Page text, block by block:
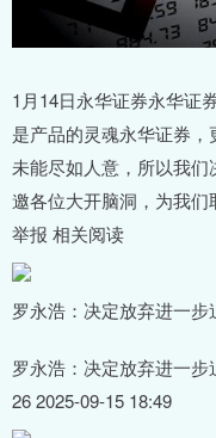
1月14日永华证券永华证
是产品的灵魂永华证券
未能尽如人意，所以我
邀各位大开脑洞，为我们
举报 相关阅读
罗永浩：决定放弃进一步
罗永浩：决定放弃进一步
26 2025-09-15 18:49